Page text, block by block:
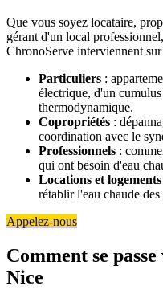
Que vous soyez locataire,
gérant d'un local
ChronoServe interviennent
Particuliers :
électrique, d'un
thermodynamique.
Copropriétés :
coordination avec le
Professionnels :
qui ont besoin d'eau
Locations et
rétablir l'eau chaude des
Appelez-nous
Comment se
Nice